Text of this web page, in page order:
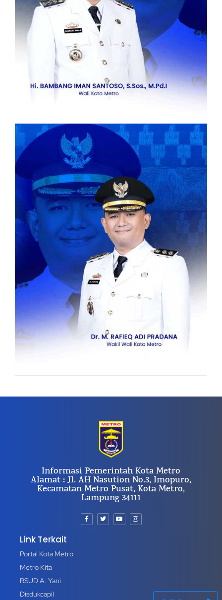
Informasi Pemerintah Kota Metro
Alamat : Jl. AH Nasution No.3, Imopuro,
Kecamatan Metro Pusat, Kota Metro,
Lampung 34111
Link Terkait
Portal Kota Metro
Metro Kita
RSUD A. Yani
Disdukcapil